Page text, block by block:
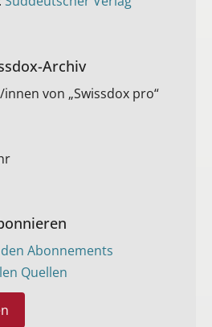
Archiv​
von „Swissdox pro“
Abonnements
Quellen